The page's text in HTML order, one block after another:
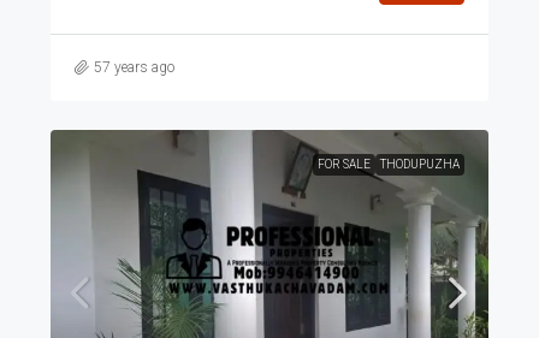
57 years ago
FOR SALE THODUPUZHA